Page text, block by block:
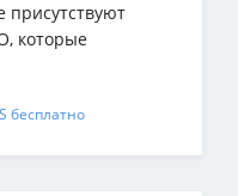
присутствуют
которые
бесплатно